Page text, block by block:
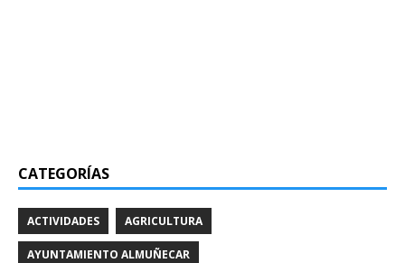
CATEGORÍAS
ACTIVIDADES AGRICULTURA
AYUNTAMIENTO ALMUÑECAR